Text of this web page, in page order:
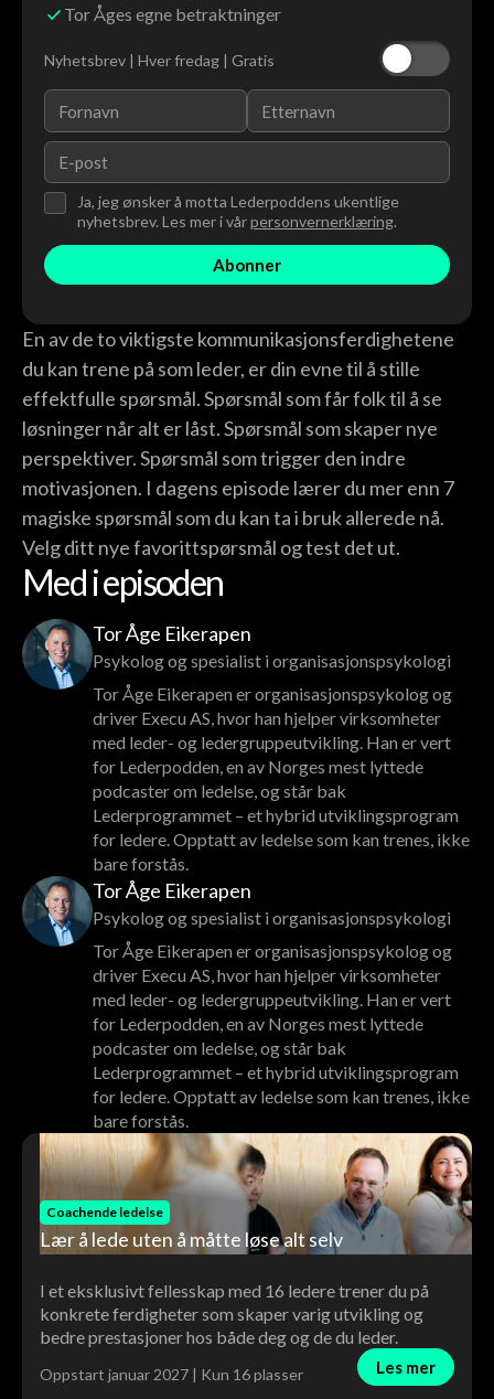
Tor Åges egne betraktninger
Nyhetsbrev | Hver fredag | Gratis
Ja, jeg ønsker å motta Lederpoddens ukentlige
nyhetsbrev. Les mer i vårpersonvernerklæring.
En av de to viktigste kommunikasjonsferdighetene
du kan trene på som leder, er din evne til å stille
effektfulle spørsmål. Spørsmål som får folk til å se
løsninger når alt er låst. Spørsmål som skaper nye
perspektiver. Spørsmål som trigger den indre
motivasjonen. I dagens episode lærer du mer enn 7
magiske spørsmål som du kan ta i bruk allerede nå.
Velg ditt nye favorittspørsmål og test det ut.
Med i episoden
Tor Åge Eikerapen
Psykolog og spesialist i organisasjonspsykologi
Tor Åge Eikerapen er organisasjonspsykolog og
driver Execu AS, hvor han hjelper virksomheter
med leder- og ledergruppeutvikling. Han er vert
for Lederpodden, en av Norges mest lyttede
podcaster om ledelse, og står bak
Lederprogrammet – et hybrid utviklingsprogram
for ledere. Opptatt av ledelse som kan trenes, ikke
bare forstås.
Tor Åge Eikerapen
Psykolog og spesialist i organisasjonspsykologi
Tor Åge Eikerapen er organisasjonspsykolog og
driver Execu AS, hvor han hjelper virksomheter
med leder- og ledergruppeutvikling. Han er vert
for Lederpodden, en av Norges mest lyttede
podcaster om ledelse, og står bak
Lederprogrammet – et hybrid utviklingsprogram
for ledere. Opptatt av ledelse som kan trenes, ikke
bare forstås.
Coachende ledelse
Lær å lede uten å måtte løse alt selv
I et eksklusivt fellesskap med 16 ledere trener du på
konkrete ferdigheter som skaper varig utvikling og
bedre prestasjoner hos både deg og de du leder.
Oppstart januar 2027 | Kun 16 plasser Les mer